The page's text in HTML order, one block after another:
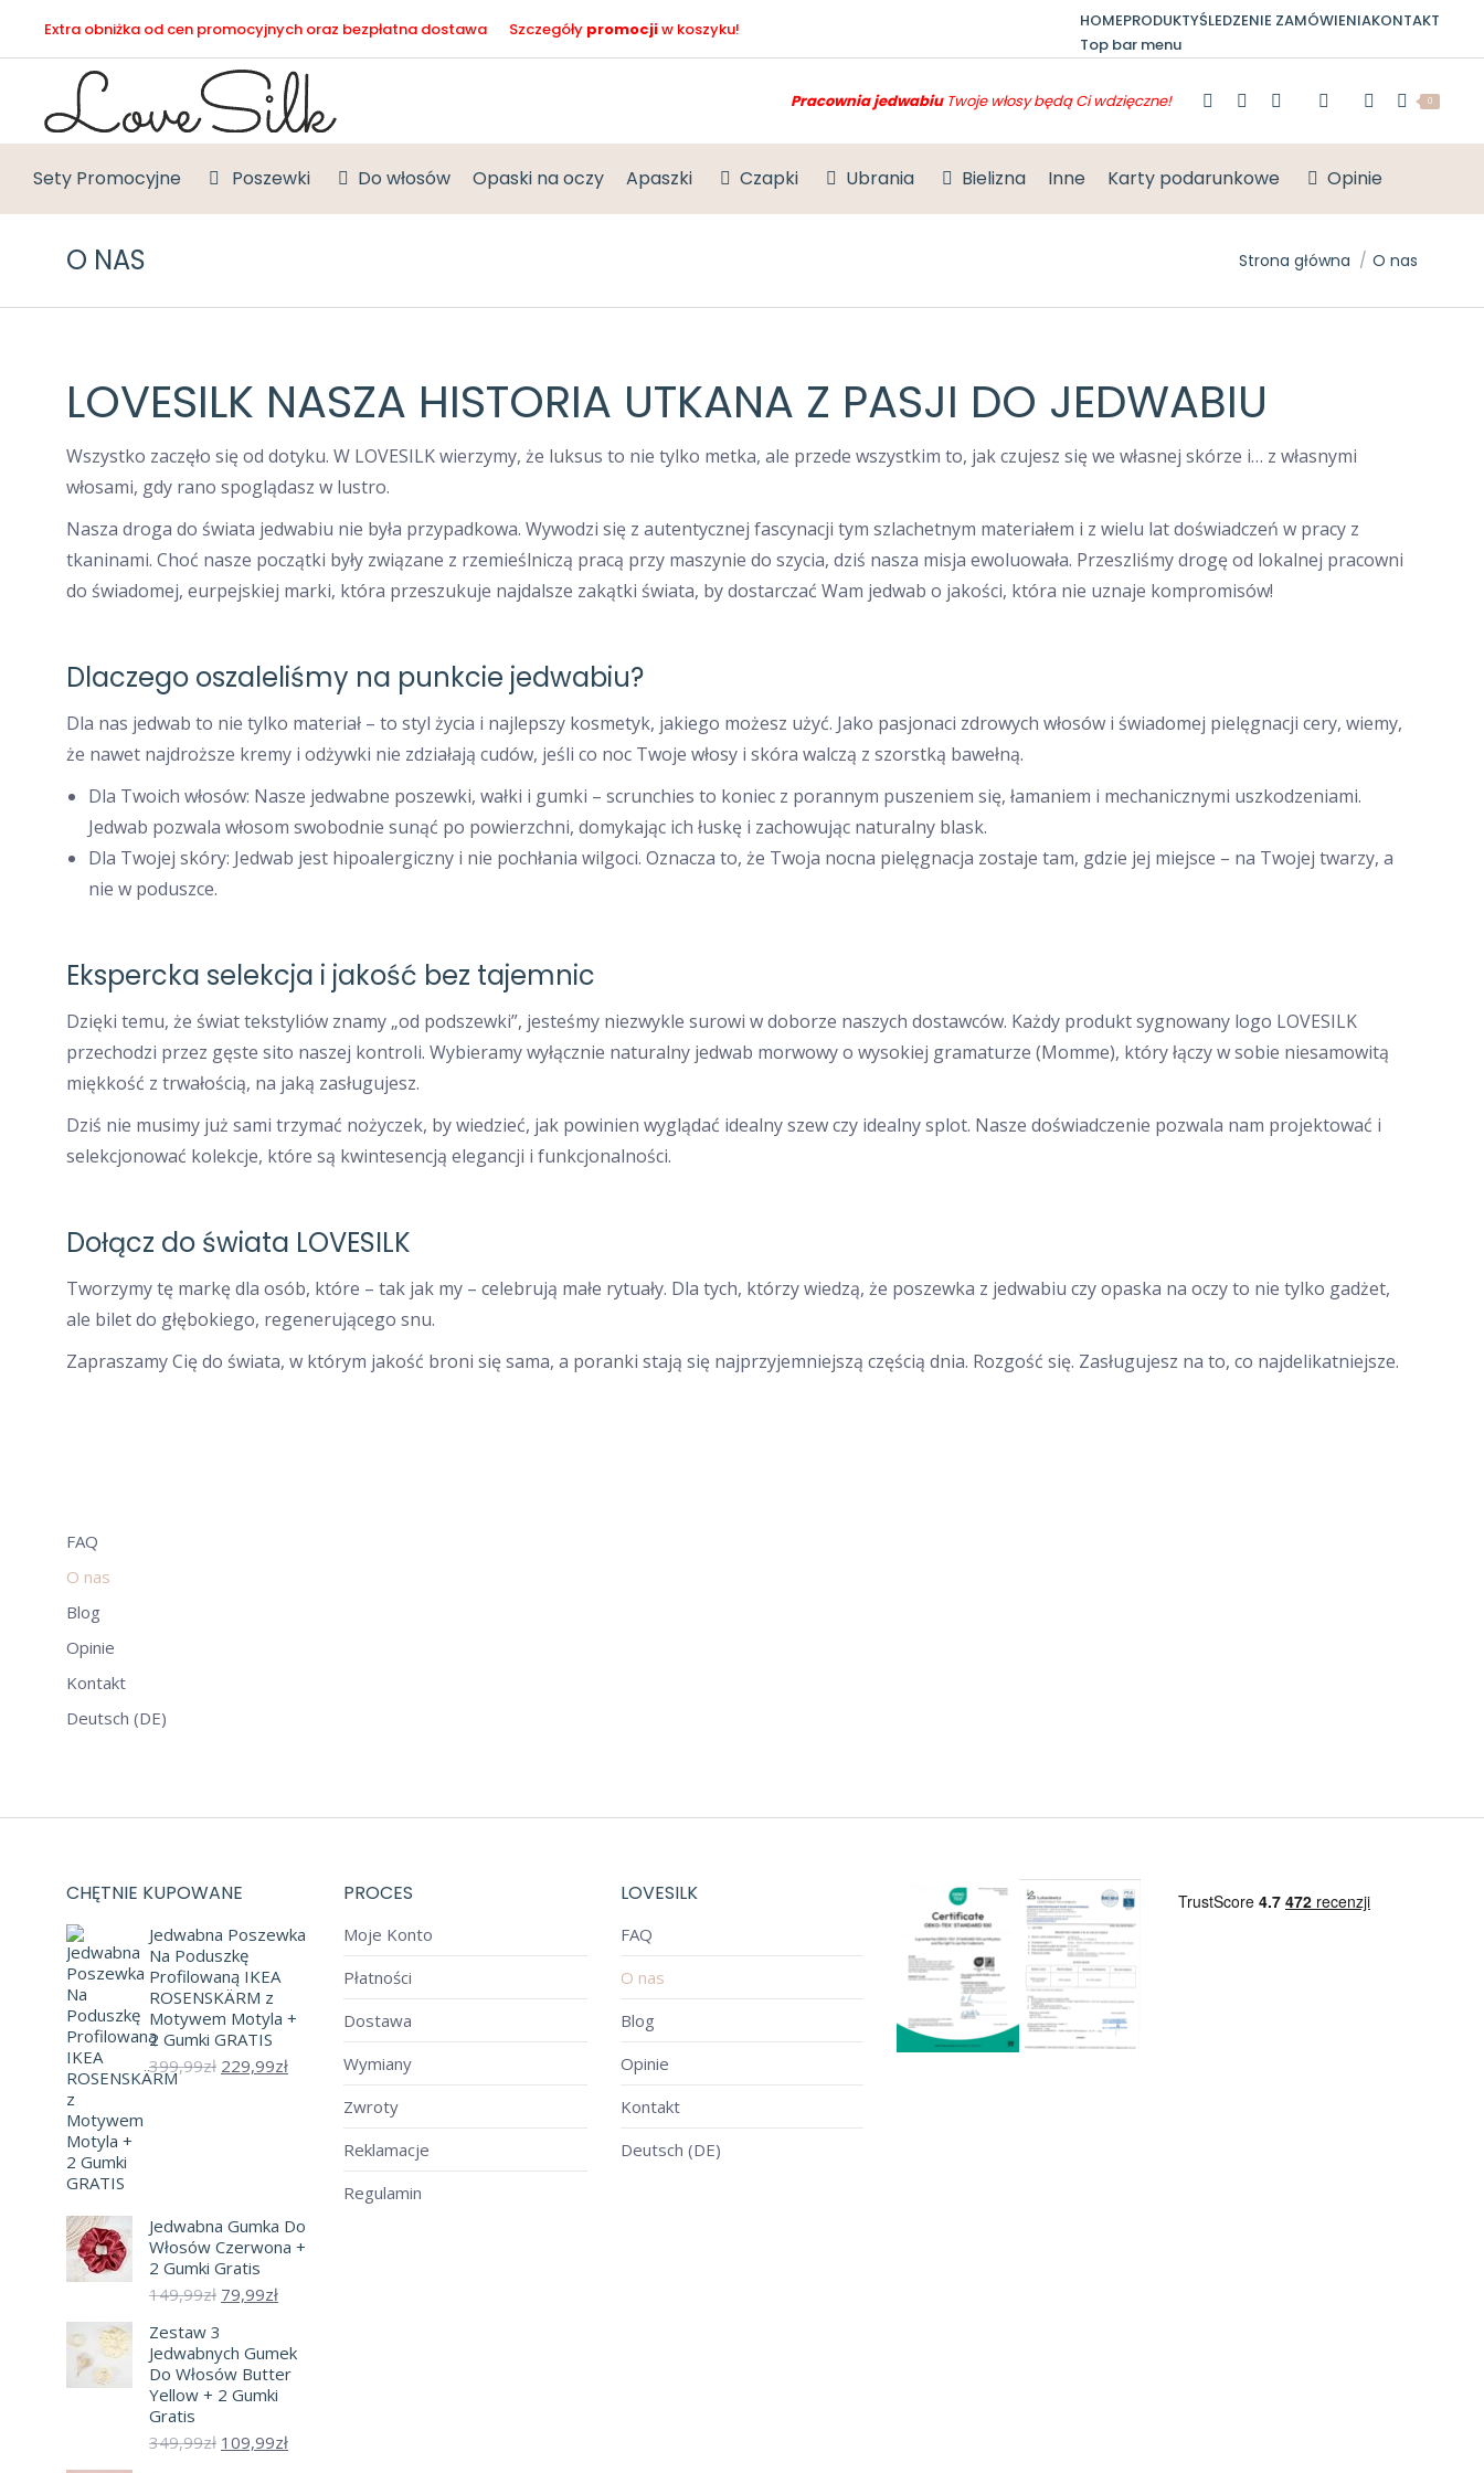
Extra obniżka od cen promocyjnych oraz bezpłatna dostawa Szczegóły promocjiw koszyku! HOMEPRODUKTYŚLEDZENIE ZAMÓWIENIAKONTAKT
Top bar menu
Pracownia jedwabiuTwoje włosy będą Ci wdzięczne! 0
Sety Promocyjne Poszewki Do włosów Opaski na oczy Apaszki Czapki Ubrania Bielizna Inne Karty podarunkowe Opinie
O NAS Jesteś tutaj:
Strona główna O nas
LOVESILK NASZA HISTORIA UTKANA Z PASJI DO JEDWABIU
Wszystko zaczęło się od dotyku. W LOVESILK wierzymy, że luksus to nie tylko metka, ale przede wszystkim to, jak czujesz się we własnej skórze i… z własnymi
włosami, gdy rano spoglądasz w lustro.
Nasza droga do świata jedwabiu nie była przypadkowa. Wywodzi się z autentycznej fascynacji tym szlachetnym materiałem i z wielu lat doświadczeń w pracy z
tkaninami. Choć nasze początki były związane z rzemieślniczą pracą przy maszynie do szycia, dziś nasza misja ewoluowała. Przeszliśmy drogę od lokalnej pracowni
do świadomej, eurpejskiej marki, która przeszukuje najdalsze zakątki świata, by dostarczać Wam jedwab o jakości, która nie uznaje kompromisów!
Dlaczego oszaleliśmy na punkcie jedwabiu?
Dla nas jedwab to nie tylko materiał – to styl życia i najlepszy kosmetyk, jakiego możesz użyć. Jako pasjonaci zdrowych włosów i świadomej pielęgnacji cery, wiemy,
że nawet najdroższe kremy i odżywki nie zdziałają cudów, jeśli co noc Twoje włosy i skóra walczą z szorstką bawełną.
Dla Twoich włosów: Nasze jedwabne poszewki, wałki i gumki – scrunchies to koniec z porannym puszeniem się, łamaniem i mechanicznymi uszkodzeniami.
Jedwab pozwala włosom swobodnie sunąć po powierzchni, domykając ich łuskę i zachowując naturalny blask.
Dla Twojej skóry: Jedwab jest hipoalergiczny i nie pochłania wilgoci. Oznacza to, że Twoja nocna pielęgnacja zostaje tam, gdzie jej miejsce – na Twojej twarzy, a
nie w poduszce.
Ekspercka selekcja i jakość bez tajemnic
Dzięki temu, że świat tekstyliów znamy „od podszewki”, jesteśmy niezwykle surowi w doborze naszych dostawców. Każdy produkt sygnowany logo LOVESILK
przechodzi przez gęste sito naszej kontroli. Wybieramy wyłącznie naturalny jedwab morwowy o wysokiej gramaturze (Momme), który łączy w sobie niesamowitą
miękkość z trwałością, na jaką zasługujesz.
Dziś nie musimy już sami trzymać nożyczek, by wiedzieć, jak powinien wyglądać idealny szew czy idealny splot. Nasze doświadczenie pozwala nam projektować i
selekcjonować kolekcje, które są kwintesencją elegancji i funkcjonalności.
Dołącz do świata LOVESILK
Tworzymy tę markę dla osób, które – tak jak my – celebrują małe rytuały. Dla tych, którzy wiedzą, że poszewka z jedwabiu czy opaska na oczy to nie tylko gadżet,
ale bilet do głębokiego, regenerującego snu.
Zapraszamy Cię do świata, w którym jakość broni się sama, a poranki stają się najprzyjemniejszą częścią dnia. Rozgość się. Zasługujesz na to, co najdelikatniejsze.
FAQ
O nas
Blog
Opinie
Kontakt
Deutsch (DE)
CHĘTNIE KUPOWANE
Jedwabna Poszewka
Na Poduszkę
Profilowaną IKEA
ROSENSKÄRM z
Motywem Motyla +
2 Gumki GRATIS
399,99zł Pierwotna
229,99złAktualna
229,99zł.
Jedwabna Gumka Do
Włosów Czerwona +
2 Gumki Gratis
149,99zł Pierwotna
149,99zł.
79,99złAktualna
79,99zł.
Zestaw 3
Jedwabnych Gumek
Do Włosów Butter
Yellow + 2 Gumki
Gratis
349,99zł Pierwotna
109,99złAktualna
PROCES
Moje Konto
Płatności
Dostawa
Wymiany
Zwroty
Reklamacje
Regulamin
LOVESILK
FAQ
O nas
Blog
Opinie
Kontakt
Deutsch (DE)